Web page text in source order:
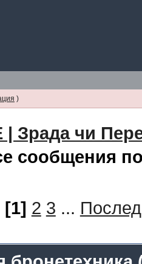
)
| Зрада чи
сообщения
[1] 2 3 ...